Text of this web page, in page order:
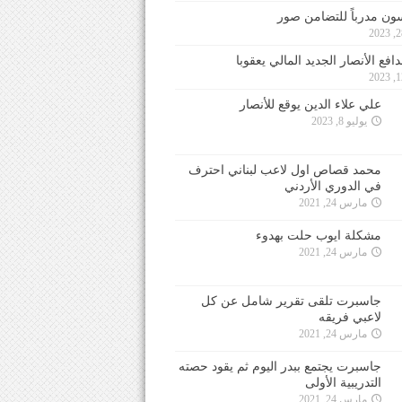
مدرباً للتضامن صور
الأنصار الجديد المالي يعقوبا
علي علاء الدين يوقع للأنصار
يوليو 8, 2023
محمد قصاص اول لاعب لبناني احترف
في الدوري الأردني
مارس 24, 2021
مشكلة ايوب حلت بهدوء
مارس 24, 2021
جاسبرت تلقى تقرير شامل عن كل
لاعبي فريقه
مارس 24, 2021
جاسبرت يجتمع ببدر اليوم ثم يقود حصته
التدريبية الأولى
مارس 24, 2021